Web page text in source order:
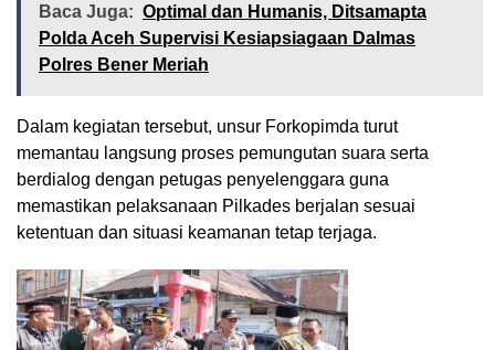
Baca Juga: Optimal dan Humanis, Ditsamapta
Polda Aceh Supervisi Kesiapsiagaan Dalmas
Polres Bener Meriah
Dalam kegiatan tersebut, unsur Forkopimda turut
memantau langsung proses pemungutan suara serta
berdialog dengan petugas penyelenggara guna
memastikan pelaksanaan Pilkades berjalan sesuai
ketentuan dan situasi keamanan tetap terjaga.